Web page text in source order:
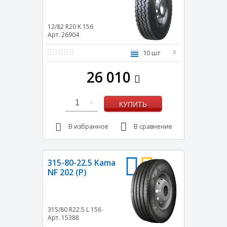
12/82 R20 K 156
Арт. 26904
10 шт
26 010
1 КУПИТЬ
В избранное В сравнение
315-80-22.5 Kama
NF 202 (Р)
315/80 R22.5 L 156
Арт. 15388